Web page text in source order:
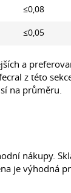
≤0,08
≤0,05
a
z této
na průměru.
nákupy.
je výhodná